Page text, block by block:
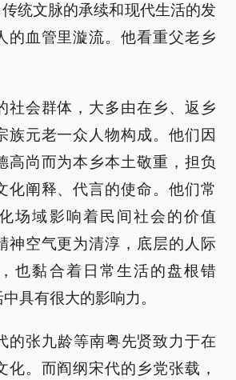
传统文脉的承续和现代生活的发
的血管里漩流。他看重父老乡
社会群体，大多由在乡、返乡
族元老一众人物构成。他们因
高尚而为本乡本土敬重，担负
化阐释、代言的使命。他们常
场域影响着民间社会的价值
神空气更为清淳，底层的人际
也黏合着日常生活的盘根错
具有很大的影响力。
的张九龄等南粤先贤致力于在
化。而阎纲宋代的乡党张载，